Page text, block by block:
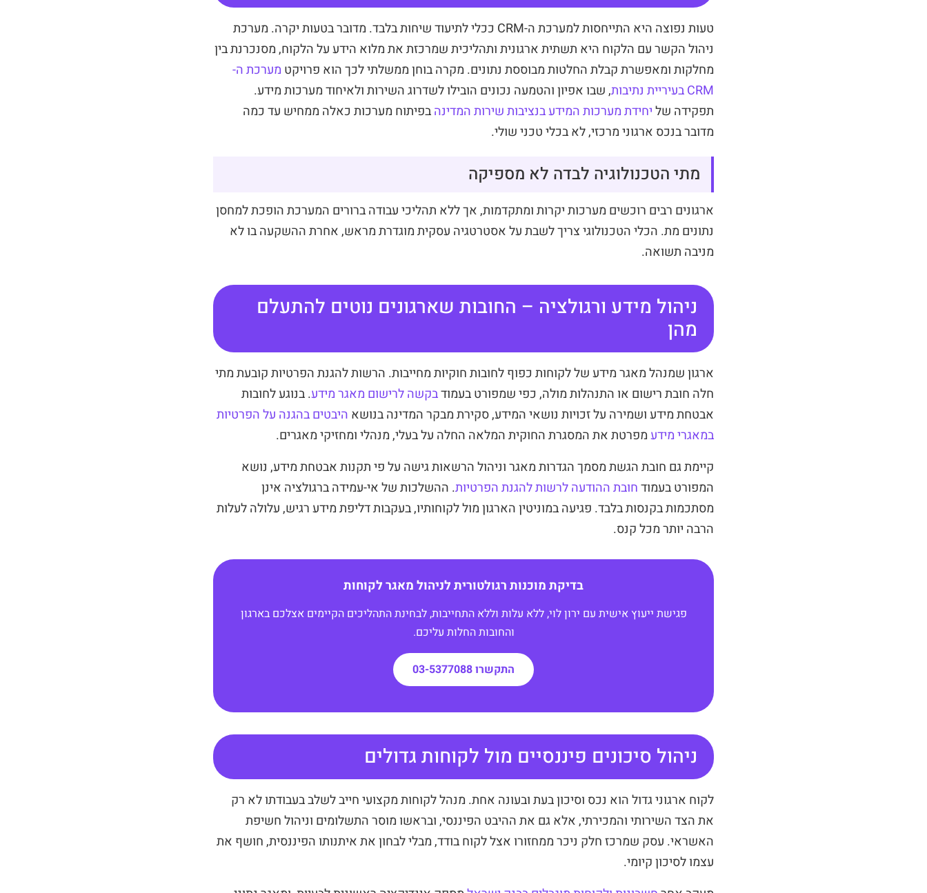
טעות נפוצה היא התייחסות למערכת ה-CRM ככלי לתיעוד שיחות בלבד. מדובר בטעות יקרה. מערכת
ניהול הקשר עם הלקוח היא תשתית ארגונית ותהליכית שמרכזת את מלוא הידע על הלקוח, מסנכרנת בין
מחלקות ומאפשרת קבלת החלטות מבוססת נתונים. מקרה בוחן ממשלתי לכך הוא פרויקט מערכת ה-
CRM בעיריית נתיבות
, שבו אפיון והטמעה נכונים הובילו לשדרוג השירות ולאיחוד מערכות מידע.
תפקידה שליחידת מערכות המידע בנציבות שירות המדינהבפיתוח מערכות כאלה ממחיש עד כמה
מדובר בנכס ארגוני מרכזי, לא בכלי טכני שולי.
מתי הטכנולוגיה לבדה לא מספיקה
ארגונים רבים רוכשים מערכות יקרות ומתקדמות, אך ללא תהליכי עבודה ברורים המערכת הופכת למחסן
נתונים מת. הכלי הטכנולוגי צריך לשבת על אסטרטגיה עסקית מוגדרת מראש, אחרת ההשקעה בו לא
מניבה תשואה.
ניהול מידע ורגולציה – החובות שארגונים נוטים להתעלם
מהן
ארגון שמנהל מאגר מידע של לקוחות כפוף לחובות חוקיות מחייבות. הרשות להגנת הפרטיות קובעת מתי
חלה חובת רישום או התנהלות מולה, כפי שמפורט בעמודבקשה לרישום מאגר מידע. בנוגע לחובות
אבטחת מידע ושמירה על זכויות נושאי המידע, סקירת מבקר המדינה בנושא היבטים בהגנה על הפרטיות
במאגרי מידעמפרטת את המסגרת החוקית המלאה החלה על בעלי, מנהלי ומחזיקי מאגרים.
קיימת גם חובת הגשת מסמך הגדרות מאגר וניהול הרשאות גישה על פי תקנות אבטחת מידע, נושא
המפורט בעמודחובת ההודעה לרשות להגנת הפרטיות. ההשלכות של אי-עמידה ברגולציה אינן
מסתכמות בקנסות בלבד. פגיעה במוניטין הארגון מול לקוחותיו, בעקבות דליפת מידע רגיש, עלולה לעלות
הרבה יותר מכל קנס.
בדיקת מוכנות רגולטורית לניהול מאגר לקוחות
פגישת ייעוץ אישית עם ירון לוי, ללא עלות וללא התחייבות, לבחינת התהליכים הקיימים אצלכם בארגון
והחובות החלות עליכם.
התקשרו 03-5377088
ניהול סיכונים פיננסיים מול לקוחות גדולים
לקוח ארגוני גדול הוא נכס וסיכון בעת ובעונה אחת. מנהל לקוחות מקצועי חייב לשלב בעבודתו לא רק
את הצד השירותי והמכירתי, אלא גם את ההיבט הפיננסי, ובראשו מוסר התשלומים וניהול חשיפת
האשראי. עסק שמרכז חלק ניכר ממחזורו אצל לקוח בודד, מבלי לבחון את איתנותו הפיננסית, חושף את
עצמו לסיכון קיומי.